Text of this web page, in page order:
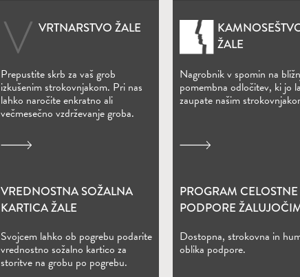
VRTNARSTVO ŽALE
Prepustite skrb za vaš grob
izkušenim strokovnjakom. Pri nas
lahko naročite enkratno ali
večmesečno vzdrževanje groba.
ŽALE
Nagrobnik v spomin na
pomembna odločitev, ki jo
zaupate našim
VREDNOSTNA SOŽALNA
KARTICA ŽALE
Svojcem lahko ob pogrebu podarite
vrednostno sožalno kartico za
storitve na grobu po pogrebu.
(Odpre se v novem oknu)
PROGRAM CELOSTNE
PODPORE
Dostopna, strokovna in
oblika podpore.